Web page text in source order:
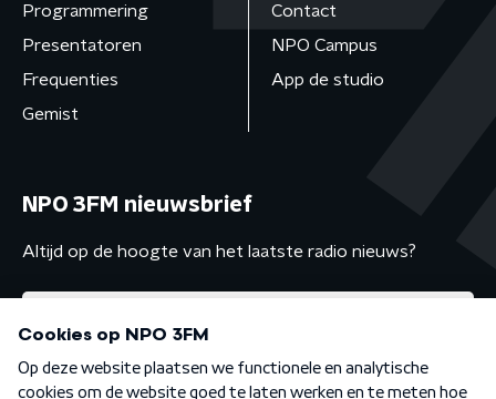
Programmering
Presentatoren
Frequenties
Gemist
Contact
NPO Campus
App de studio
NPO 3FM nieuwsbrief
Altijd op de hoogte van het laatste radio nieuws?